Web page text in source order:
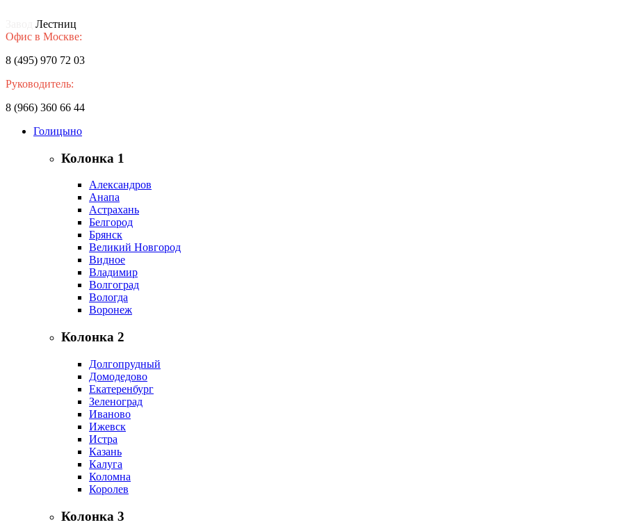
Лестниц
Офис в Москве:
8 (495) 970 72 03
Руководитель:
8 (966) 360 66 44
Голицыно
Колонка 1
Александров
Анапа
Астрахань
Белгород
Брянск
Великий Новгород
Видное
Владимир
Волгоград
Вологда
Воронеж
Колонка 2
Долгопрудный
Домодедово
Екатеренбург
Зеленоград
Иваново
Ижевск
Истра
Казань
Калуга
Коломна
Королев
Колонка 3